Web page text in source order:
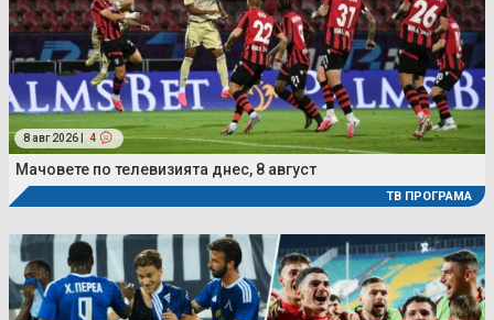
8 авг 2026 | 4
Мачовете по телевизията днес, 8 август
ТВ ПРОГРАМА